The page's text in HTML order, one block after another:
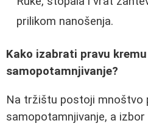
prilikom nanošenja.
Kako izabrati pravu
samopotamnjivanje?
Na tržištu postoji mnoštvo
samopotamnjivanje, a